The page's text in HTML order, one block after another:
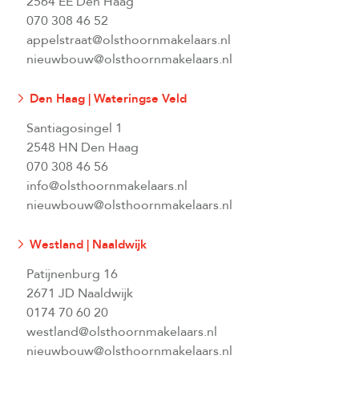
070 308 46 52
appelstraat@olsthoornmakelaars.nl
nieuwbouw@olsthoornmakelaars.nl
Den Haag | Wateringse Veld
Santiagosingel 1
2548 HN Den Haag
070 308 46 56
info@olsthoornmakelaars.nl
nieuwbouw@olsthoornmakelaars.nl
Westland | Naaldwijk
Patijnenburg 16
2671 JD Naaldwijk
0174 70 60 20
westland@olsthoornmakelaars.nl
nieuwbouw@olsthoornmakelaars.nl